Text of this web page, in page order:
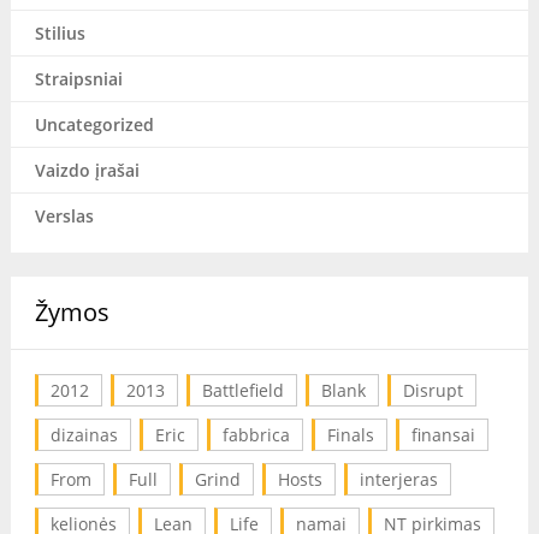
Stilius
Straipsniai
Uncategorized
Vaizdo įrašai
Verslas
Žymos
2012 2013 Battlefield Blank
Disrupt
dizainas
Eric fabbrica Finals
finansai
From
Full Grind Hosts
interjeras
kelionės
Lean Life namai NT pirkimas